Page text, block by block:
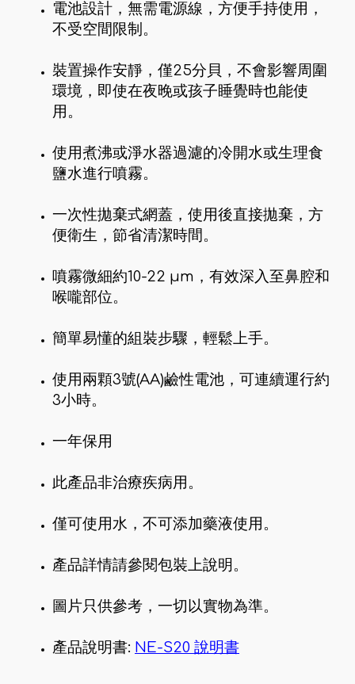
電池設計，無需電源線，方便手持使用，
不受空間限制。
裝置操作安靜，僅25分貝，不會影響周圍
環境，即使在夜晚或孩子睡覺時也能使
用。
使用煮沸或淨水器過濾的冷開水或生理食
鹽水進行噴霧。
一次性拋棄式網蓋，使用後直接拋棄，方
便衛生，節省清潔時間。
噴霧微細約10-22 µm，有效深入至鼻腔和
喉嚨部位。
簡單易懂的組裝步驟，輕鬆上手。
使用兩顆3號(AA)鹼性電池，可連續運行約
3小時。
一年保用
此產品非治療疾病用。
僅可使用水，不可添加藥液使用。
產品詳情請參閱包裝上說明。
圖片只供參考，一切以實物為準。
產品說明書: NE-S20 說明書